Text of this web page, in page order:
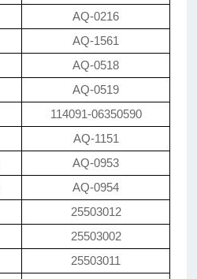
AQ-0216
AQ-1561
AQ-0518
AQ-0519
114091-06350590
AQ-1151
AQ-0953
AQ-0954
25503012
25503002
25503011